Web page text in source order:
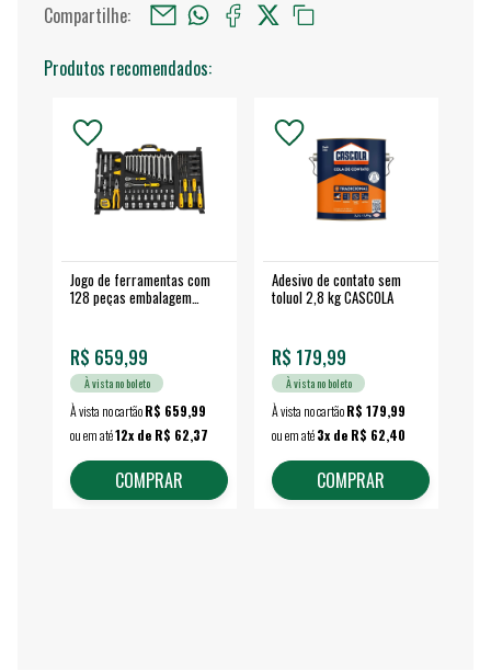
Compartilhe:
Produtos recomendados:
Jogo de ferramentas com
128 peças embalagem
R$ 659,99
À vista no boleto
À vista no cartãoR$ 659,99
ou em até12x de R$ 62,37
COMPRAR
Adesivo de contato sem
toluol 2,8 kg CASCOLA
R$ 179,99
À vista no boleto
À vista no cartãoR$ 179,99
ou em até3x de R$ 62,40
COMPRAR